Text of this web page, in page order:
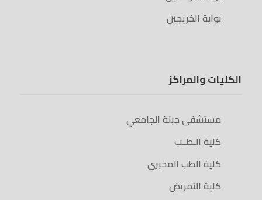
بوابة الخريجين
الكليات والمراكز
مستشفى جبلة الجامعي
كلية الـطــب
كلية الطب المخبري
كلية التمريض